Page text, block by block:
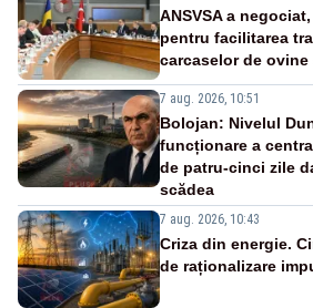
ANSVSA a
pentru facilitarea
carcaselor de
7 aug. 2026, 10:51
Bolojan: Nivelul
funcționare a
de patru-cinci zile
scădea
7 aug. 2026, 10:43
Criza din energie.
de raționalizare